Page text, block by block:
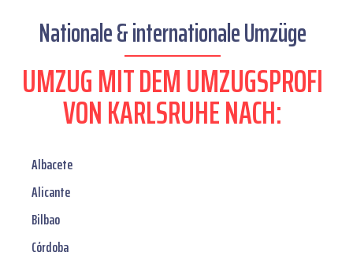
Nationale & internationale Umzüge
UMZUG MIT DEM UMZUGSPROFI
VON KARLSRUHE NACH:
Albacete
Alicante
Bilbao
Córdoba